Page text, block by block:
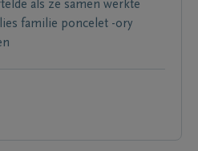
als ze samen werkte
familie poncelet -ory